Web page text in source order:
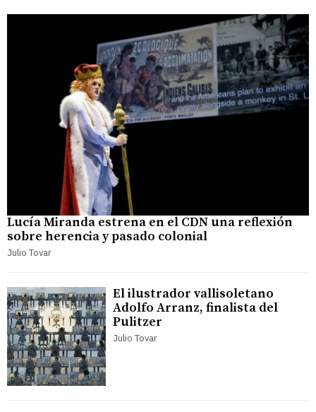
Lucía Miranda estrena en el CDN una reflexión
sobre herencia y pasado colonial
Julio Tovar
El ilustrador vallisoletano
Adolfo Arranz, finalista del
Pulitzer
Julio Tovar